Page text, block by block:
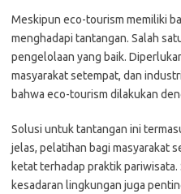
Meskipun eco-tourism memiliki
menghadapi tantangan. Salah
pengelolaan yang baik.
masyarakat setempat, dan
bahwa eco-tourism dilakukan
Solusi untuk tantangan ini
jelas, pelatihan bagi masyarakat
ketat terhadap praktik
kesadaran lingkungan juga